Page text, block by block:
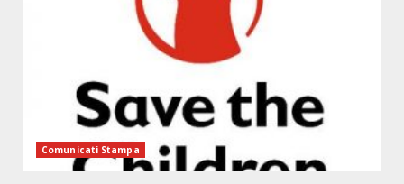
Comunicati Stampa